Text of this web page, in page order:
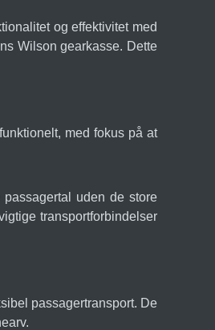
og effektivitet med
Wilson gearkasse. Dette
med fokus på at
uden de store
transportforbindelser
passagertransport. De